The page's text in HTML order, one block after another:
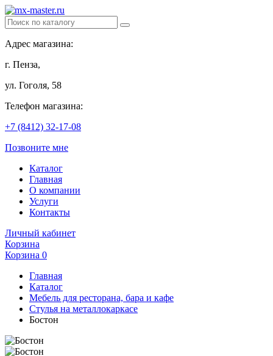
Адрес магазина:
г. Пенза,
ул. Гоголя, 58
Телефон магазина:
+7 (8412) 32-17-08
Позвоните мне
Каталог
Главная
О компании
Услуги
Контакты
Личный кабинет
Корзина
Корзина 0
Главная
Каталог
Мебель для ресторана, бара и кафе
Стулья на металлокаркасе
Бостон